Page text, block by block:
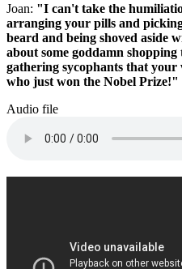
Joan: "I can't take the
arranging your pills and
beard and being shoved aside
about some goddamn
gathering sycophants that
who just won the Nobel Prize!"
Audio file